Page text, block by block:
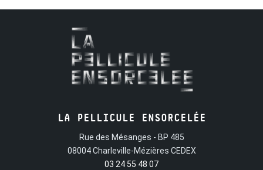
LA PELLICULE ENSORCELÉE
Rue des Mésanges - BP 485
08004 Charleville-Mézières CEDEX
03 24 55 48 07